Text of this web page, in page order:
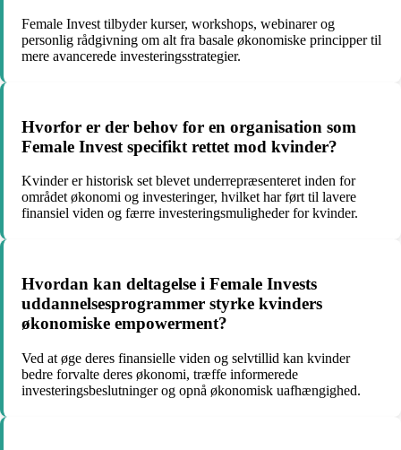
Female Invest tilbyder kurser, workshops, webinarer og
personlig rådgivning om alt fra basale økonomiske principper til
mere avancerede investeringsstrategier.
Hvorfor er der behov for en organisation som
Female Invest specifikt rettet mod kvinder?
Kvinder er historisk set blevet underrepræsenteret inden for
området økonomi og investeringer, hvilket har ført til lavere
finansiel viden og færre investeringsmuligheder for kvinder.
Hvordan kan deltagelse i Female Invests
uddannelsesprogrammer styrke kvinders
økonomiske empowerment?
Ved at øge deres finansielle viden og selvtillid kan kvinder
bedre forvalte deres økonomi, træffe informerede
investeringsbeslutninger og opnå økonomisk uafhængighed.